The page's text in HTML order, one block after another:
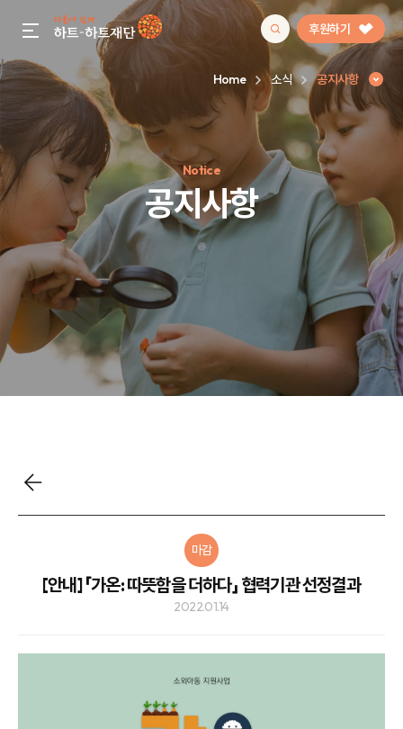
gnb menu open 후원하기
인기 키워드
#정기후원#하트플레이스#캠페인#팬덤후원
Home 소식 공지사항
Notice
공지사항
마감
[안내] 「가온: 따뜻함을 더하다」 협력기관 선정결과
2022.01.14